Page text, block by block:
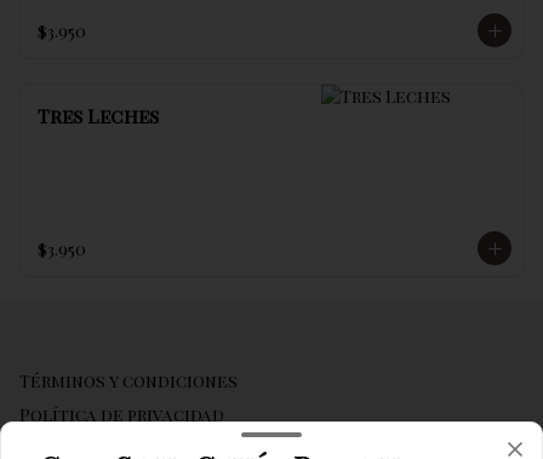
$3.950
Tres Leches
$3.950
Términos y condiciones
Política de privacidad